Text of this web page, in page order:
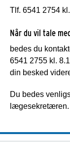
Tlf. 6541 2754
Når du vil tale
bedes du
6541 2755 kl.
din besked
Du bedes
lægesekretæren.